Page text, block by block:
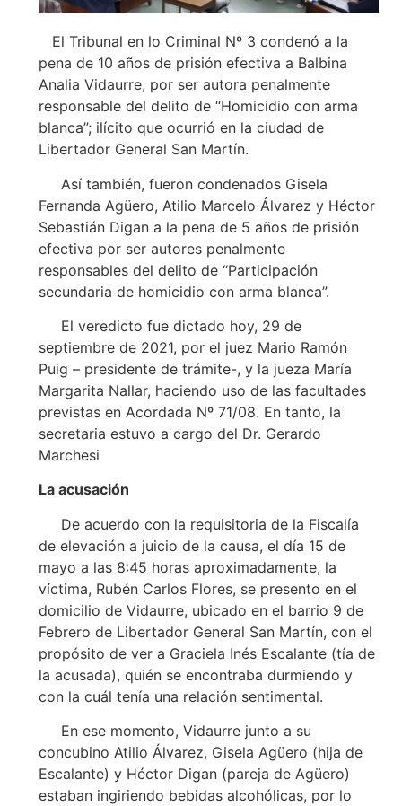
El Tribunal en lo Criminal Nº 3 condenó a la
pena de 10 años de prisión efectiva a Balbina
Analia Vidaurre, por ser autora penalmente
responsable del delito de “Homicidio con arma
blanca”; ilícito que ocurrió en la ciudad de
Libertador General San Martín.
Así también, fueron condenados Gisela
Fernanda Agüero, Atilio Marcelo Álvarez y Héctor
Sebastián Digan a la pena de 5 años de prisión
efectiva por ser autores penalmente
responsables del delito de “Participación
secundaria de homicidio con arma blanca”.
El veredicto fue dictado hoy, 29 de
septiembre de 2021, por el juez Mario Ramón
Puig – presidente de trámite-, y la jueza María
Margarita Nallar, haciendo uso de las facultades
previstas en Acordada Nº 71/08. En tanto, la
secretaria estuvo a cargo del Dr. Gerardo
Marchesi
La acusación
De acuerdo con la requisitoria de la Fiscalía
de elevación a juicio de la causa, el día 15 de
mayo a las 8:45 horas aproximadamente, la
víctima, Rubén Carlos Flores, se presento en el
domicilio de Vidaurre, ubicado en el barrio 9 de
Febrero de Libertador General San Martín, con el
propósito de ver a Graciela Inés Escalante (tía de
la acusada), quién se encontraba durmiendo y
con la cuál tenía una relación sentimental.
En ese momento, Vidaurre junto a su
concubino Atilio Álvarez, Gisela Agüero (hija de
Escalante) y Héctor Digan (pareja de Agüero)
estaban ingiriendo bebidas alcohólicas, por lo